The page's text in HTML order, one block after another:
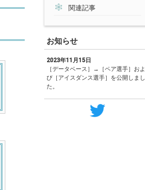
関連記事
お知らせ
2023年11月15日
［データベース］→［ペア選手］およ
び［アイスダンス選手］を公開しまし
た。